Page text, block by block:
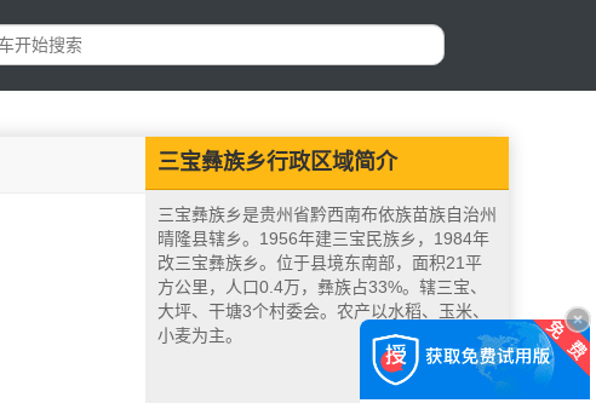
三宝彝族乡行政区域简介
三宝彝族乡是贵州省黔西南布依族苗族自治州
晴隆县辖乡。1956年建三宝民族乡，1984年
改三宝彝族乡。位于县境东南部，面积21平
方公里，人口0.4万，彝族占33%。辖三宝、
大坪、干塘3个村委会。农产以水稻、玉米、
小麦为主。